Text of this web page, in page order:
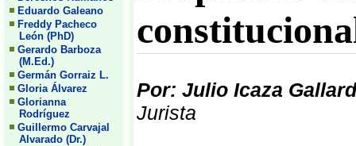
Eduardo Galeano
Freddy Pacheco
León (PhD)
Gerardo Barboza
(M.Ed.)
Germán Gorraiz L.
Gloria Álvarez
Glorianna
Rodríguez
Guillermo Carvajal
Alvarado (Dr.)
Por: Julio Icaza Gallard
Jurista